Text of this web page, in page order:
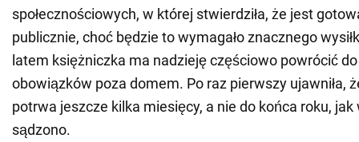
społecznościowych, w której stwierdziła, że jest
publicznie, choć będzie to wymagało znacznego
latem księżniczka ma nadzieję częściowo powrócić
obowiązków poza domem. Po raz pierwszy ujawniła,
potrwa jeszcze kilka miesięcy, a nie do końca roku, jak
sądzono.